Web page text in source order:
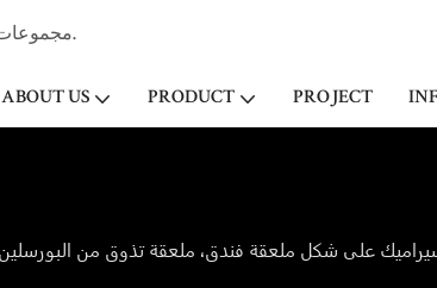
مجموعات أدوات المائدة الخزفية المهنية الصانع وتاجر الجملة لفندق ستار & مطعم منذ عام 1998.
ABOUT US PRODUCT PROJECT